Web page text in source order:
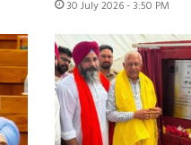
30 July 2026 - 3:50 PM